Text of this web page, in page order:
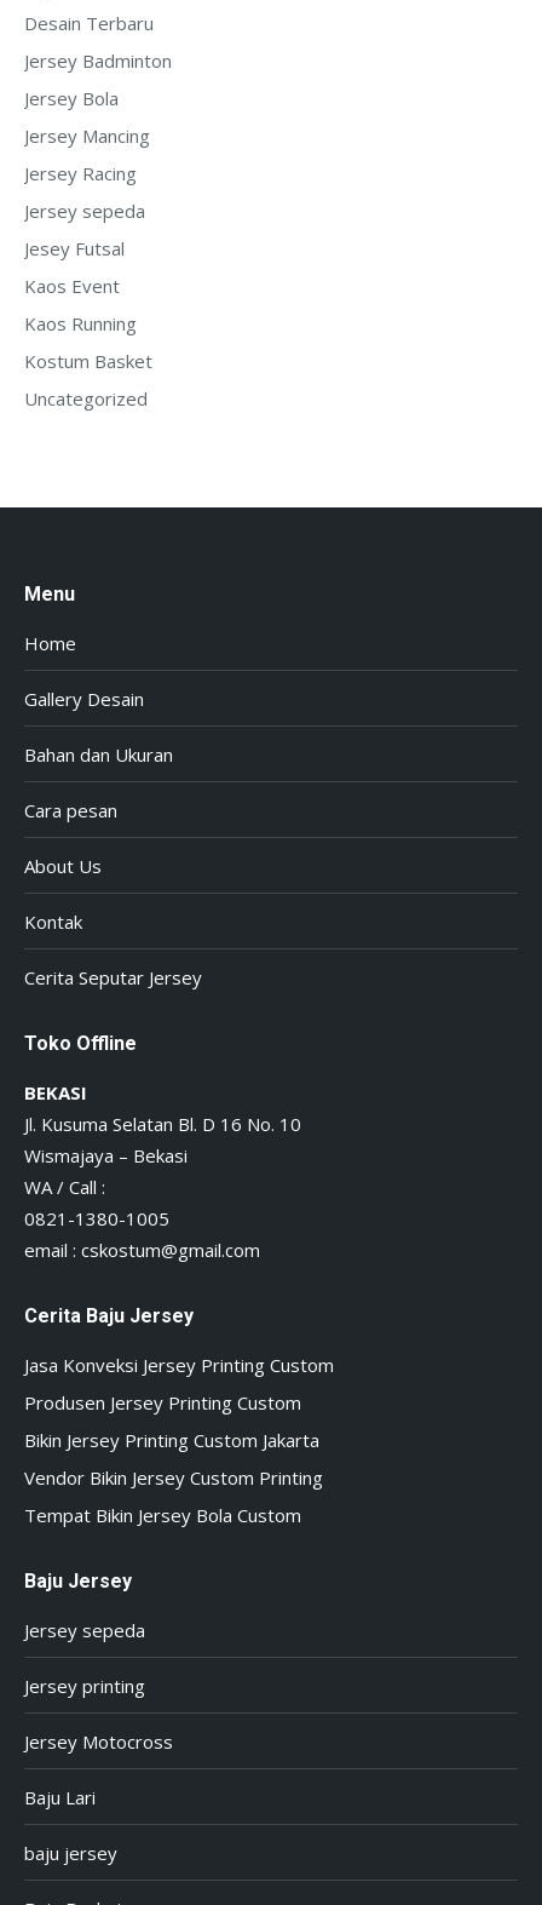
Desain Terbaru
Jersey Badminton
Jersey Bola
Jersey Mancing
Jersey Racing
Jersey sepeda
Jesey Futsal
Kaos Event
Kaos Running
Kostum Basket
Uncategorized
Menu
Home
Gallery Desain
Bahan dan Ukuran
Cara pesan
About Us
Kontak
Cerita Seputar Jersey
Toko Offline
BEKASI
Jl. Kusuma Selatan Bl. D 16 No. 10
Wismajaya – Bekasi
WA / Call :
0821-1380-1005
email : cskostum@gmail.com
Cerita Baju Jersey
Jasa Konveksi Jersey Printing Custom
Produsen Jersey Printing Custom
Bikin Jersey Printing Custom Jakarta
Vendor Bikin Jersey Custom Printing
Tempat Bikin Jersey Bola Custom
Baju Jersey
Jersey sepeda
Jersey printing
Jersey Motocross
Baju Lari
baju jersey